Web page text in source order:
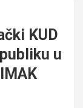
KUD
u